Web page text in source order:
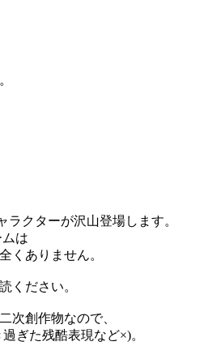
クターが沢山登場します。
は
くありません。
ください。
次創作物なので、
ぎた残酷表現など×)。